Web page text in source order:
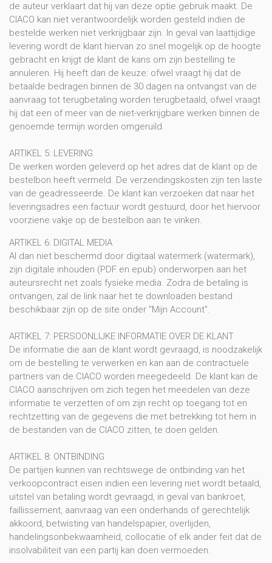
de auteur verklaart dat hij van deze optie gebruik maakt. De
CIACO kan niet verantwoordelijk worden gesteld indien de
bestelde werken niet verkrijgbaar zijn. In geval van laattijdige
levering wordt de klant hiervan zo snel mogelijk op de hoogte
gebracht en krijgt de klant de kans om zijn bestelling te
annuleren. Hij heeft dan de keuze: ofwel vraagt hij dat de
betaalde bedragen binnen de 30 dagen na ontvangst van de
aanvraag tot terugbetaling worden terugbetaald, ofwel vraagt
hij dat een of meer van de niet-verkrijgbare werken binnen de
genoemde termijn worden omgeruild.
ARTIKEL 5: LEVERING
De werken worden geleverd op het adres dat de klant op de
bestelbon heeft vermeld. De verzendingskosten zijn ten laste
van de geadresseerde. De klant kan verzoeken dat naar het
leveringsadres een factuur wordt gestuurd, door het hiervoor
voorziene vakje op de bestelbon aan te vinken.
ARTIKEL 6: DIGITAL MEDIA
Al dan niet beschermd door digitaal watermerk (watermark),
zijn digitale inhouden (PDF en epub) onderworpen aan het
auteursrecht net zoals fysieke media. Zodra de betaling is
ontvangen, zal de link naar het te downloaden bestand
beschikbaar zijn op de site onder "Mijn Account".
ARTIKEL 7: PERSOONLIJKE INFORMATIE OVER DE KLANT
De informatie die aan de klant wordt gevraagd, is noodzakelijk
om de bestelling te verwerken en kan aan de contractuele
partners van de CIACO worden meegedeeld. De klant kan de
CIACO aanschrijven om zich tegen het meedelen van deze
informatie te verzetten of om zijn recht op toegang tot en
rechtzetting van de gegevens die met betrekking tot hem in
de bestanden van de CIACO zitten, te doen gelden.
ARTIKEL 8: ONTBINDING
De partijen kunnen van rechtswege de ontbinding van het
verkoopcontract eisen indien een levering niet wordt betaald,
uitstel van betaling wordt gevraagd, in geval van bankroet,
faillissement, aanvraag van een onderhands of gerechtelijk
akkoord, betwisting van handelspapier, overlijden,
handelingsonbekwaamheid, collocatie of elk ander feit dat de
insolvabiliteit van een partij kan doen vermoeden.